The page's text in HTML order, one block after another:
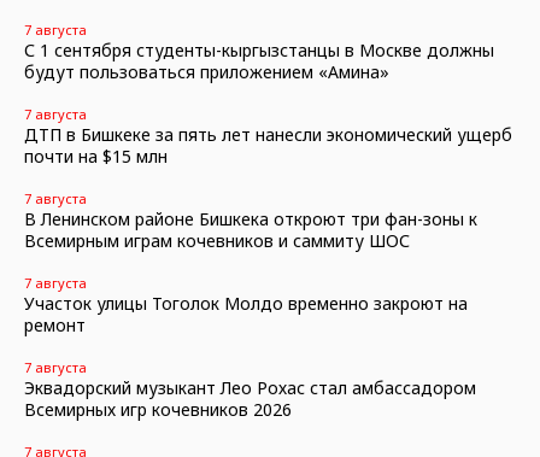
7 августа
С 1 сентября студенты-кыргызстанцы в Москве должны
будут пользоваться приложением «Амина»
7 августа
ДТП в Бишкеке за пять лет нанесли экономический ущерб
почти на $15 млн
7 августа
В Ленинском районе Бишкека откроют три фан-зоны к
Всемирным играм кочевников и саммиту ШОС
7 августа
Участок улицы Тоголок Молдо временно закроют на
ремонт
7 августа
Эквадорский музыкант Лео Рохас стал амбассадором
Всемирных игр кочевников 2026
7 августа